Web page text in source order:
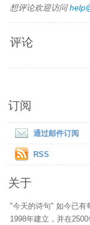
想评论欢迎访问
评论
订阅
通过邮件订阅
RSS
关于
"今天的诗句" 如今已有
1998年建立，并在2500